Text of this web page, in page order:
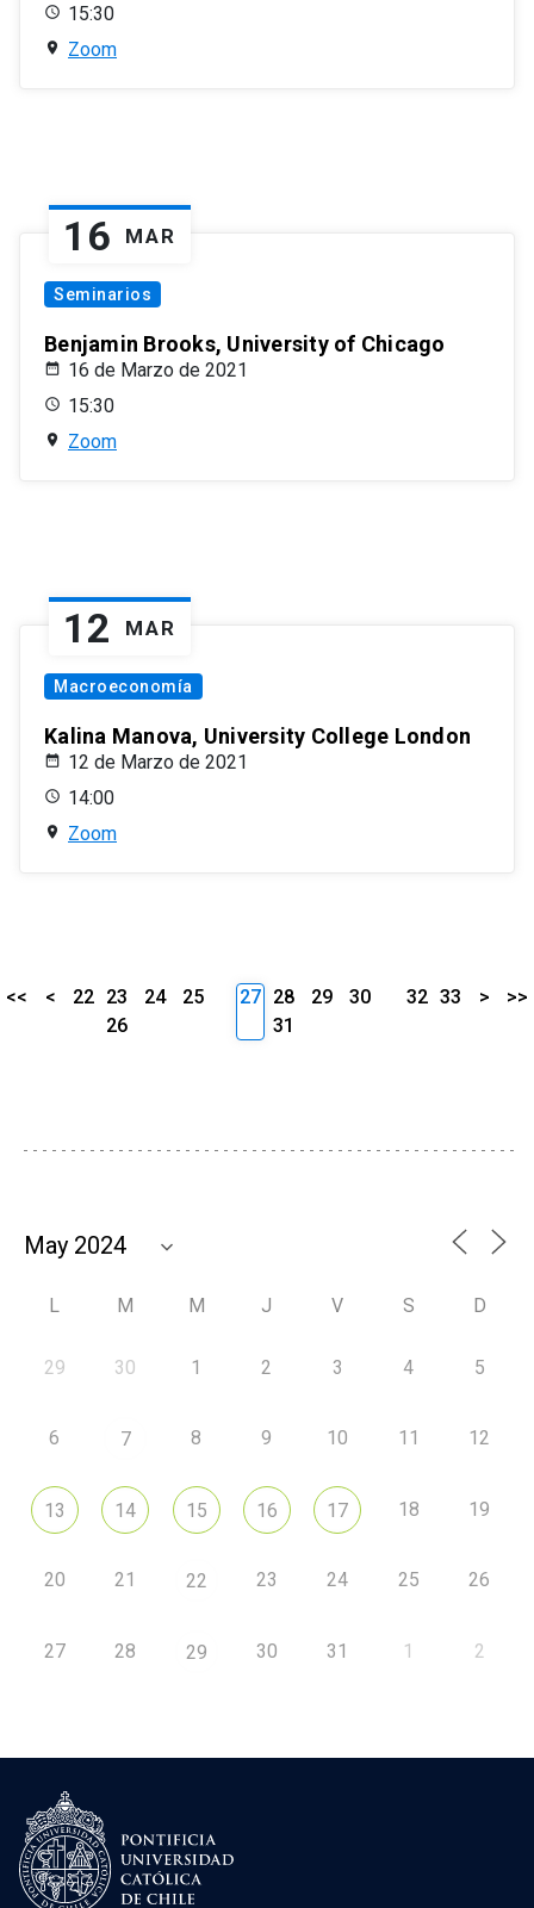
15:30
Zoom
16 MAR
Seminarios
Benjamin Brooks, University of Chicago
16 de Marzo de 2021
15:30
Zoom
12 MAR
Macroeconomía
Kalina Manova, University College London
12 de Marzo de 2021
14:00
Zoom
<< < 22 23 24
25
26
27 28 29
30
31
32 33 > >>
L M M J V S D
29 30 1 2 3 4 5
6 7 8 9 10 11 12
13 14 15 16 17 18 19
20 21 22 23 24 25 26
27 28 29 30 31 1 2